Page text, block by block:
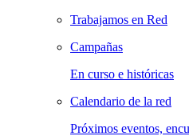
Trabajamos en Red
Campañas
En curso e históricas
Calendario de la red
Próximos eventos,